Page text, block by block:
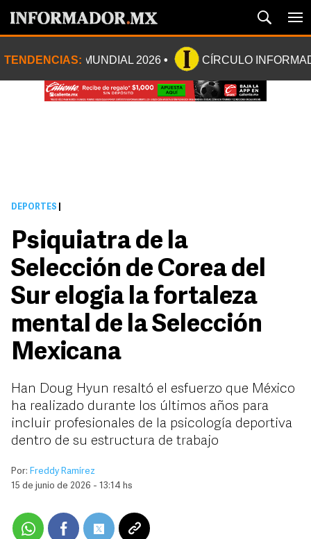
TENDENCIAS: MUNDIAL 2026 CÍRCULO
DEPORTES
Psiquiatra de la
Selección de Corea del
Sur elogia la fortaleza
mental de la Selección
Mexicana
Han Doug Hyun resaltó el esfuerzo que México
ha realizado durante los últimos años para
incluir profesionales de la psicología deportiva
dentro de su estructura de trabajo
Por: Freddy Ramírez
15 de junio de 2026 - 13:14 hs